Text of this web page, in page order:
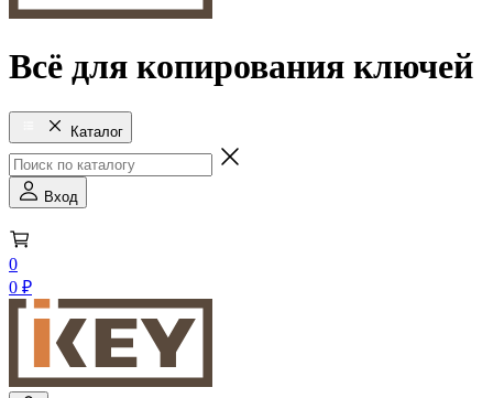
Всё для копирования ключей
Каталог
Вход
0
0 ₽